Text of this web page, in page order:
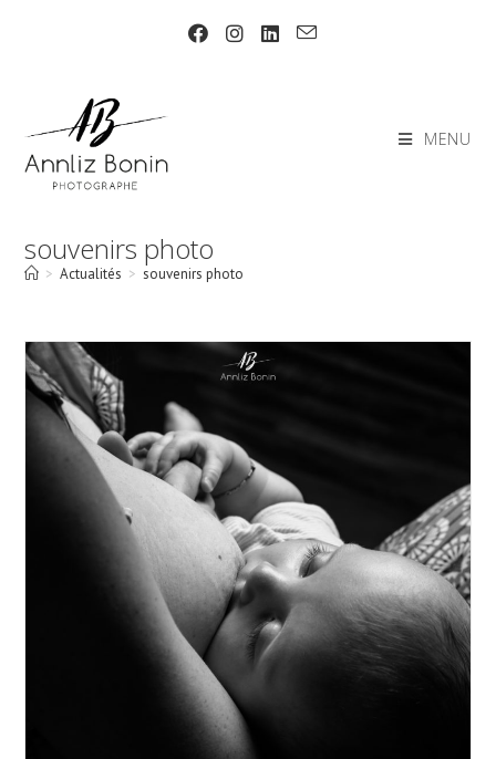
MENU
souvenirs photo
> Actualités > souvenirs photo